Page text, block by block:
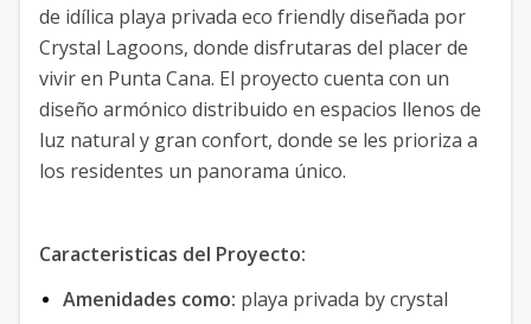
de idílica playa privada eco friendly diseñada por
Crystal Lagoons, donde disfrutaras del placer de
vivir en Punta Cana. El proyecto cuenta con un
diseño armónico distribuido en espacios llenos de
luz natural y gran confort, donde se les prioriza a
los residentes un panorama único.
Caracteristicas del Proyecto:
Amenidades como: playa privada by crystal